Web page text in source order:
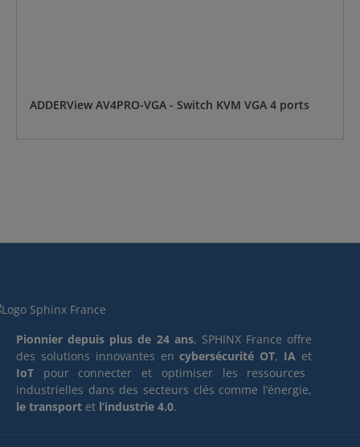
ADDERView AV4PRO-VGA - Switch KVM VGA 4 ports
Pionnier depuis plus de 24 ans, SPHINX France offre
des solutions innovantes encybersécurité OT, IA et
IoT pour connecter et optimiser les ressources
industrielles dans des secteurs clés comme l’énergie,
le transport et l’industrie 4.0.